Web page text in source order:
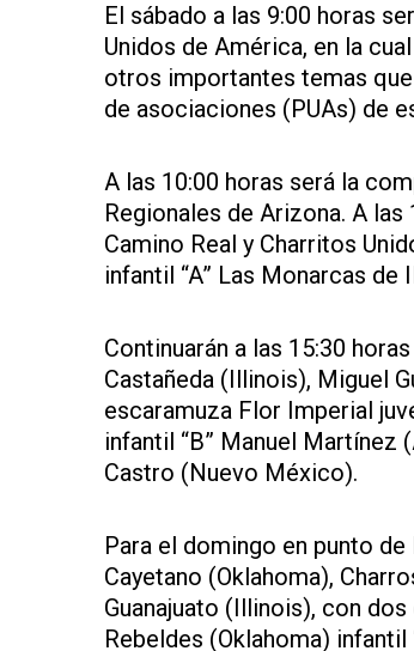
El sábado a las 9:00 horas
Unidos de América, en la
otros importantes temas
de asociaciones (PUAs) de
A las 10:00 horas será la
Regionales de Arizona. A
Camino Real y Charritos
infantil “A” Las Monarcas de
Continuarán a las 15:30
Castañeda (Illinois), Miguel
escaramuza Flor Imperial
infantil “B” Manuel Martínez
Castro (Nuevo México).
Para el domingo en punto
Cayetano (Oklahoma),
Guanajuato (Illinois), con
Rebeldes (Oklahoma) infantil